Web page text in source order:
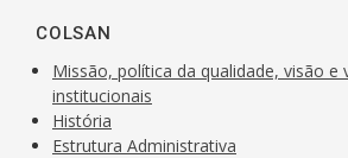
b
k
s
p
p
COLSAN
Missão, política da qualidade, visão e
institucionais
História
Estrutura Administrativa